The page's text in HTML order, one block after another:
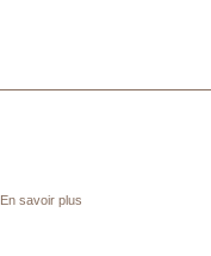
En savoir plus